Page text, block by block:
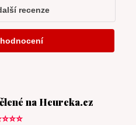
na Heureka.cz